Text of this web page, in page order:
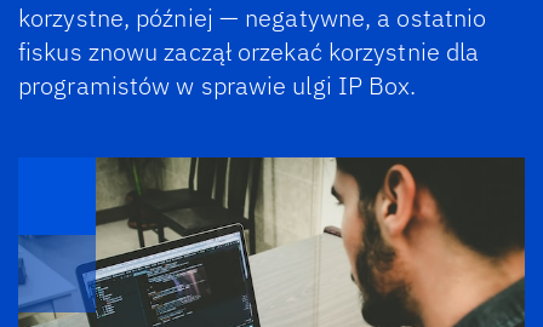
korzystne, później — negatywne, a ostatnio
fiskus znowu zaczął orzekać korzystnie dla
programistów w sprawie ulgi IP Box.